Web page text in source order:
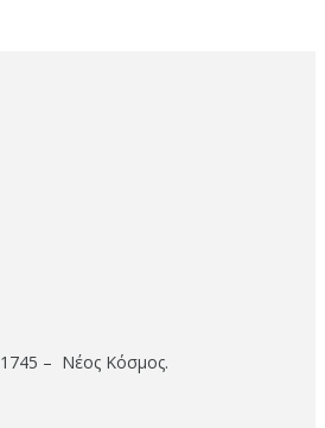
– Νέος Κόσμος.